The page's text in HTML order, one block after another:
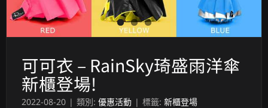
可可衣 – RainSky琦盛雨洋傘
新櫃登場!
2022-08-20 | 類別: 優惠活動 | 標籤: 新櫃登場